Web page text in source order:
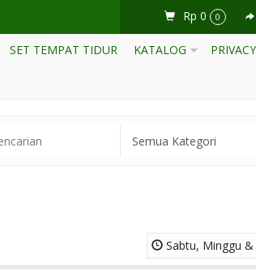
Rp 0 0
SET TEMPAT TIDUR KATALOG
Sabtu, Minggu